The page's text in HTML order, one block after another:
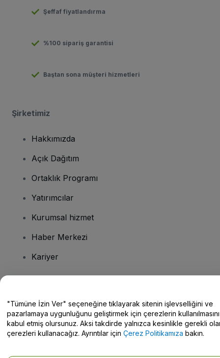
Şeffaf fiyatlandırma
%100 sipariş garantisi
Baştan sona müşteri hizmetleri
Şirketimiz
Hakkımızda
Açık Dağıtım
Ortaklık Programı
Yatırımcılar
Kurumsal hizmet
Haber Merkezi
Kariyer
Yardım Merkezi / Bize Ulaşın
"Tümüne İzin Ver" seçeneğine tıklayarak sitenin işlevselliğini ve
pazarlamaya uygunluğunu geliştirmek için çerezlerin kullanılmasını
kabul etmiş olursunuz. Aksi takdirde yalnızca kesinlikle gerekli
çerezleri kullanacağız. Ayrıntılar için Çerez Politikamıza bakın.